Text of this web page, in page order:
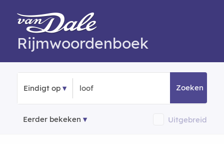
Rijmwoordenboek
Eindigt op Zoeken
Eerder bekeken Uitgebreid